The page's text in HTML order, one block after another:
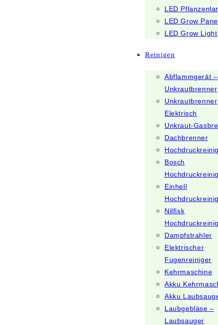
LED
LED Grow
LED Grow Light
Reinigen
Abflammgerät –
Unkrautbrenner
Unkrautbrenner
Elektrisch
Unkraut-
Dachbrenner
Bosch
Einhell
Nilfisk
Dampfstrahler
Elektrischer
Fugenreiniger
Kehrmaschine
Akku
Akku
Laubgebläse –
Laubsauger